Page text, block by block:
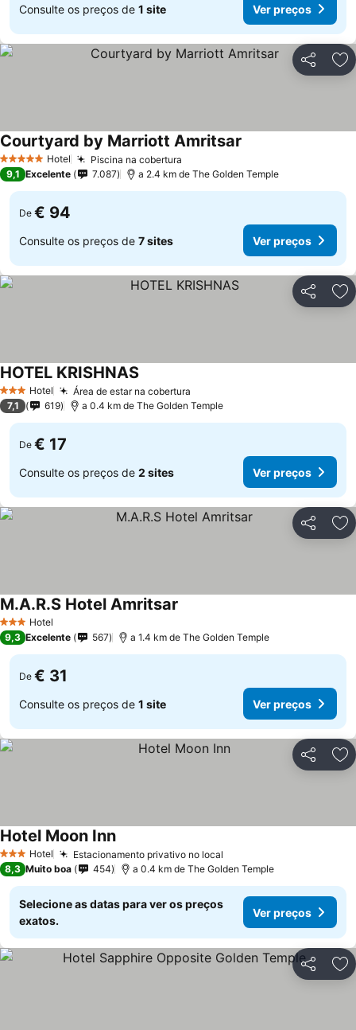
Consulte os preços de 1 site Ver preços
Partilhar
5 Estrelas Hotel Piscina na cobertura
Courtyard by Marriott Amritsar
9,1 Excelente 7.087 a 2.4 km de The Golden Temple
De € 94
Consulte os preços de 7 sites Ver preços
Partilhar
3 EstrelasHotel Área de estar na cobertura
HOTEL KRISHNAS
7,1 619 a 0.4 km de The Golden Temple
De € 17
Consulte os preços de 2 sites Ver preços
Partilhar
3 EstrelasHotel
M.A.R.S Hotel Amritsar
9,3 Excelente 567 a 1.4 km de The Golden Temple
De € 31
Consulte os preços de 1 site Ver preços
Partilhar
3 EstrelasHotel Estacionamento privativo no local
Hotel Moon InnVer preços
8,3 Muito boa 454 a 0.4 km de The Golden Temple
Selecione as datas para ver os preços
exatos.
Ver preços
Partilhar